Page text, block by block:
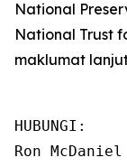
National
National Trust
maklumat
HUBUNGI:
Ron McDaniel